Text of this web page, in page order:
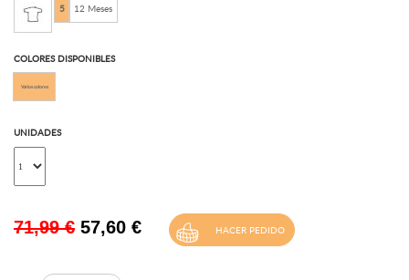
5 12 Meses
COLORES DISPONIBLES
Varios colores
UNIDADES
71,99 € 57,60 €